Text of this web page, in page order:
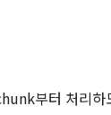
부터 처리하